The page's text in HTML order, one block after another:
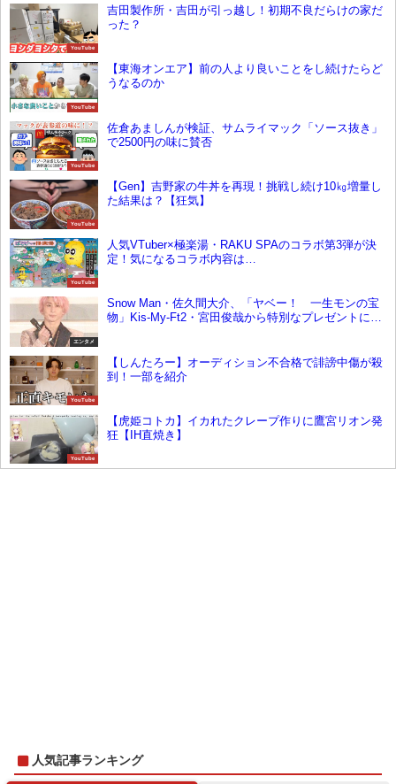
YouTube
吉田製作所・吉田が引っ越し！初期不良だらけの家だ
った？
YouTube
【東海オンエア】前の人より良いことをし続けたらど
うなるのか
YouTube
佐倉あましんが検証、サムライマック「ソース抜き」
で2500円の味に賛否
YouTube
【Gen】吉野家の牛丼を再現！挑戦し続け10㎏増量し
た結果は？【狂気】
YouTube
人気VTuber×極楽湯・RAKU SPAのコラボ第3弾が決
定！気になるコラボ内容は…
エンタメ
Snow Man・佐久間大介、「ヤベー！ 一生モンの宝
物」Kis-My-Ft2・宮田俊哉から特別なプレゼントに感
YouTube
【しんたろー】オーディション不合格で誹謗中傷が殺
到！一部を紹介
YouTube
【虎姫コトカ】イカれたクレープ作りに鷹宮リオン発
狂【IH直焼き】
人気記事ランキング